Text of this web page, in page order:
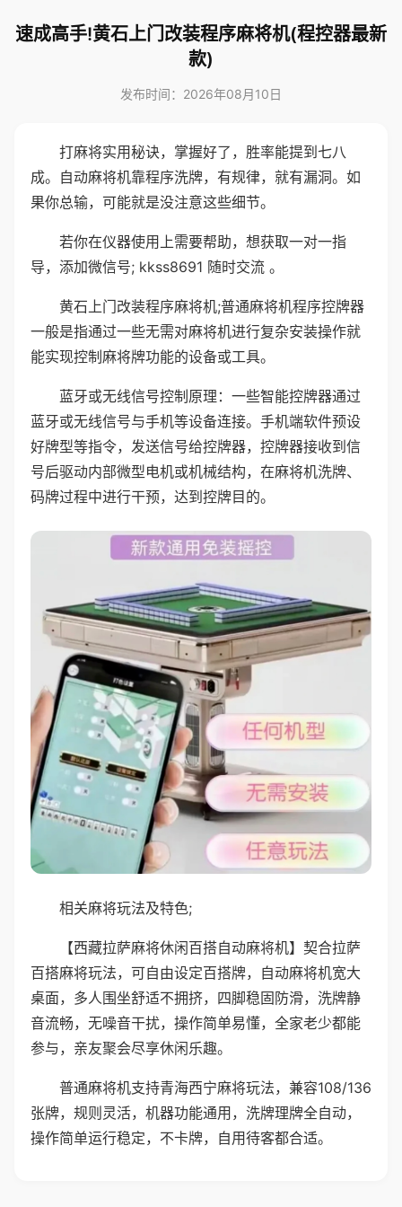
速成高手!黄石上门改装程序麻将机(程控器最新
款)
发布时间：2026年08月10日
打麻将实用秘诀，掌握好了，胜率能提到七八
成。自动麻将机靠程序洗牌，有规律，就有漏洞。如
果你总输，可能就是没注意这些细节。
若你在仪器使用上需要帮助，想获取一对一指
导，添加微信号; kkss8691 随时交流 。
黄石上门改装程序麻将机;普通麻将机程序控牌器
一般是指通过一些无需对麻将机进行复杂安装操作就
能实现控制麻将牌功能的设备或工具。
蓝牙或无线信号控制原理：一些智能控牌器通过
蓝牙或无线信号与手机等设备连接。手机端软件预设
好牌型等指令，发送信号给控牌器，控牌器接收到信
号后驱动内部微型电机或机械结构，在麻将机洗牌、
码牌过程中进行干预，达到控牌目的。
相关麻将玩法及特色;
【西藏拉萨麻将休闲百搭自动麻将机】契合拉萨
百搭麻将玩法，可自由设定百搭牌，自动麻将机宽大
桌面，多人围坐舒适不拥挤，四脚稳固防滑，洗牌静
音流畅，无噪音干扰，操作简单易懂，全家老少都能
参与，亲友聚会尽享休闲乐趣。
普通麻将机支持青海西宁麻将玩法，兼容108/136
张牌，规则灵活，机器功能通用，洗牌理牌全自动，
操作简单运行稳定，不卡牌，自用待客都合适。